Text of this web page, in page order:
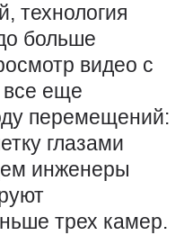
технология
больше
видео с
еще
перемещений:
глазами
инженеры
трех камер.